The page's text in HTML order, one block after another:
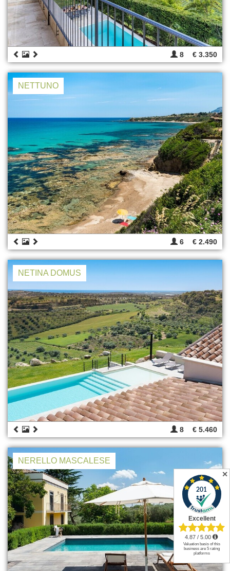
8 € 3.350
NETTUNO
6 € 2.490
NETINA DOMUS
8 € 5.460
NERELLO MASCALESE
✕